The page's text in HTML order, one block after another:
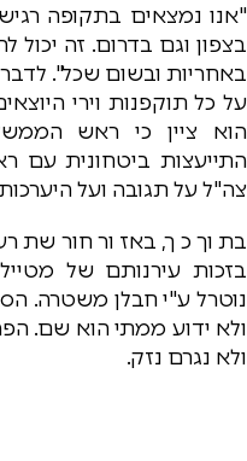
"אנו נמצאים בתקופה
בצפון וגם בדרום. זה יכול
באחריות ובשום שכל".
על כל תוקפנות וירי
הוא ציין כי ראש
התייעצות ביטחונית עם
צה"ל על תגובה ועל
בתוך כך, באזור חורשת
בזכות עירנותם של
נוטרל ע"י חבלן משטרה.
ולא ידוע ממתי הוא שם.
ולא נגרם נזק.